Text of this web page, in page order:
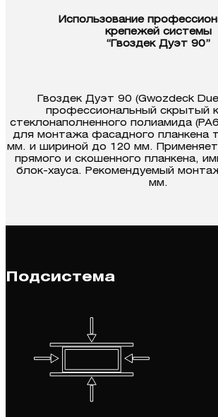
Использование
крепежей системы
“Гвоздек Дуэт 90”
Гвоздек Дуэт 90 (Gwozdeck
профессиональный скрытый
стеклонаполненного полиамида
для монтажа фасадного планкена
мм. и шириной до 120 мм.
прямого и скошенного планкена,
блок-хауса. Рекомендуемый
мм.
Подсистема